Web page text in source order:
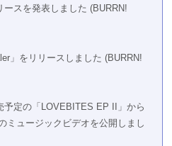
ースを発表しました​ (BURRN!
」をリリースしました​ (BURRN!
予定の「LOVEBITES EP II」から
ミュージックビデオを公開しまし